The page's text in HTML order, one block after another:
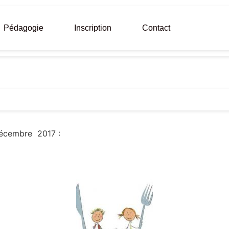
Pédagogie Inscription Contact
2017 :